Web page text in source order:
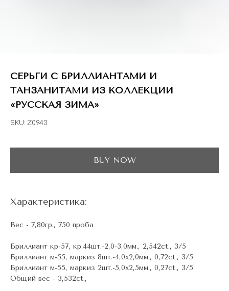
СЕРЬГИ С БРИЛЛИАНТАМИ И
ТАНЗАНИТАМИ ИЗ КОЛЛЕКЦИИ
«РУССКАЯ ЗИМА»
SKU: Z0943
BUY NOW
Характеристика:
Вес - 7,80гр., 750 проба
Бриллиант кр-57, кр.44шт.-2,0-3,0мм., 2,542ct., 3/5
Бриллиант м-55, маркиз 8шт.-4,0х2,0мм., 0,72ct., 3/5
Бриллиант м-55, маркиз 2шт.-5,0х2,5мм., 0,27ct., 3/5
Общий вес - 3,532ct.,